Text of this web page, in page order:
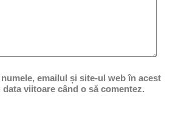
emailul și site-ul web în acest
viitoare când o să comentez.